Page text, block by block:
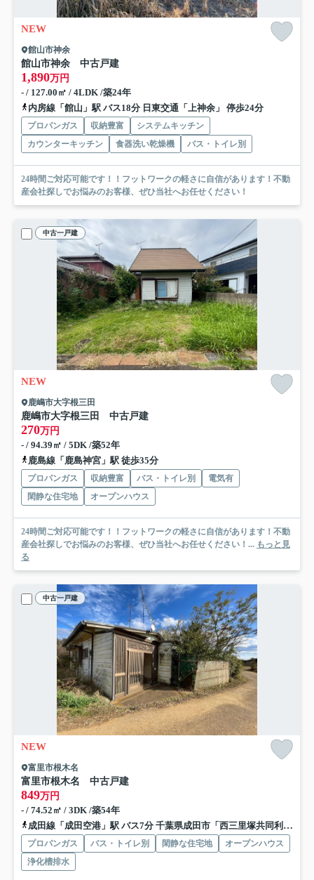
NEW
館山市神余
館山市神余 中古戸建
1,890万円
- / 127.00㎡ / 4LDK /築24年
内房線「館山」駅 バス18分 日東交通「上神余」 停歩24分
プロパンガス 収納豊富
システムキッチン
カウンターキッチン
食器洗い乾燥機 バス・トイレ別
24時間ご対応可能です！！フットワークの軽さに自信があります！不動
産会社探しでお悩みのお客様、ぜひ当社へお任せください！
中古一戸建
NEW
鹿嶋市大字根三田
鹿嶋市大字根三田 中古戸建
270万円
- / 94.39㎡ / 5DK /築52年
鹿島線「鹿島神宮」駅 徒歩35分
プロパンガス 収納豊富 バス・トイレ別
電気有
閑静な住宅地
オープンハウス
24時間ご対応可能です！！フットワークの軽さに自信があります！不動
産会社探しでお悩みのお客様、ぜひ当社へお任せください！... もっと見
る
中古一戸建
NEW
富里市根木名
富里市根木名 中古戸建
849万円
- / 74.52㎡ / 3DK /築54年
成田線「成田空港」駅 バス7分 千葉県成田市「西三里塚共同利用施設」 停歩19分
プロパンガス バス・トイレ別 閑静な住宅地
オープンハウス
浄化槽排水